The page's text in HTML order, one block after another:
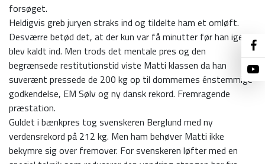
forsøget.
Heldigvis greb juryen straks ind og tildelte ham et omløft.
Desværre betød det, at der kun var få minutter før han igen
blev kaldt ind. Men trods det mentale pres og den
begrænsede restitutionstid viste Matti klassen da han
suverænt pressede de 200 kg op til dommernes énstemmige
godkendelse, EM Sølv og ny dansk rekord. Fremragende
præstation.
Guldet i bænkpres tog svenskeren Berglund med ny
verdensrekord på 212 kg. Men ham behøver Matti ikke
bekymre sig over fremover. For svenskeren løfter med en